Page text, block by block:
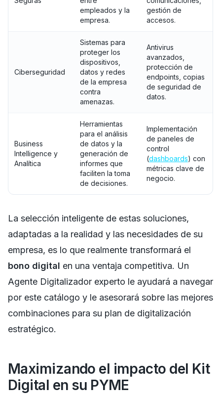
empleados y la
empresa.
gestión de
accesos.
Ciberseguridad
Sistemas para
proteger los
dispositivos,
datos y redes
de la empresa
contra
amenazas.
Antivirus
avanzados,
protección de
endpoints, copias
de seguridad de
datos.
Business
Intelligence y
Analítica
Herramientas
para el análisis
de datos y la
generación de
informes que
faciliten la toma
de decisiones.
Implementación
de paneles de
control
(dashboards) con
métricas clave de
negocio.
La selección inteligente de estas soluciones,
adaptadas a la realidad y las necesidades de su
empresa, es lo que realmente transformará el
bono digital en una ventaja competitiva. Un
Agente Digitalizador experto le ayudará a navegar
por este catálogo y le asesorará sobre las mejores
combinaciones para su plan de digitalización
estratégico.
Maximizando el impacto del Kit
Digital en su PYME